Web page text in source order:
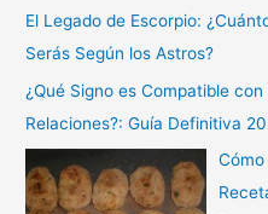
El Legado de Escorpio:
Serás Según los Astros?
¿Qué Signo es Compatible
Relaciones?: Guía Definitiva